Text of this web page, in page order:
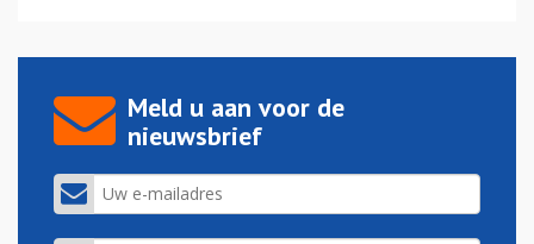
Meld u aan voor de
nieuwsbrief